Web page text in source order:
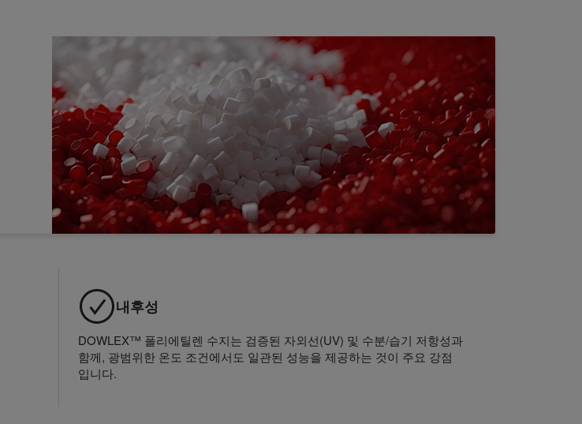
내후성
DOWLEX™ 폴리에틸렌 수지는 검증된 자외선(UV) 및 수분/습기 저항성과
함께, 광범위한 온도 조건에서도 일관된 성능을 제공하는 것이 주요 강점
입니다.